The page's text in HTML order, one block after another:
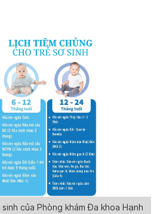
của Phòng khám Đa khoa Hạnh